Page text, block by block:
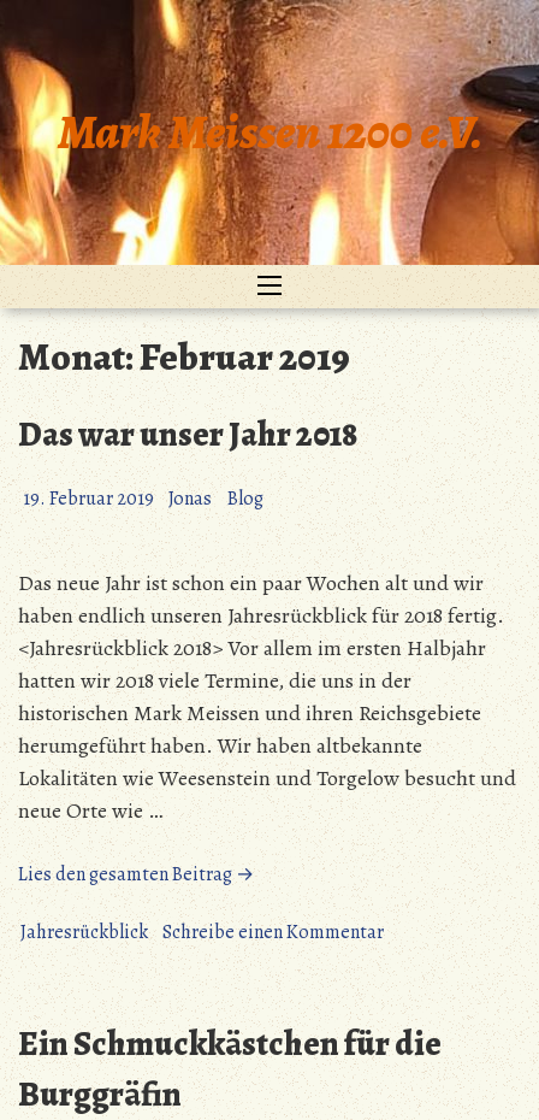
Inhalt
springen
Mark Meissen 1200 e.V.
Monat:Februar 2019
Das war unser Jahr 2018
19. Februar 2019 Jonas Blog
Das neue Jahr ist schon ein paar Wochen alt und wir
haben endlich unseren Jahresrückblick für 2018 fertig.
<Jahresrückblick 2018> Vor allem im ersten Halbjahr
hatten wir 2018 viele Termine, die uns in der
historischen Mark Meissen und ihren Reichsgebiete
herumgeführt haben. Wir haben altbekannte
Lokalitäten wie Weesenstein und Torgelow besucht und
neue Orte wie …
Lies den gesamten Beitrag →„Das
war
unser
Jahr
2018“
Jahresrückblick Schreibe einen Kommentarzu
Das
war
unser
Jahr
2018
Ein Schmuckkästchen für die
Burggräfin